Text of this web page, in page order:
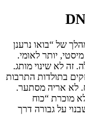
של “בואו נרענן
יותר לאומי.
זה לא שינוי מותג.
בתולדות התרבות
לא אריה מסתער.
מוכרת “כוח
על גבורה דרך